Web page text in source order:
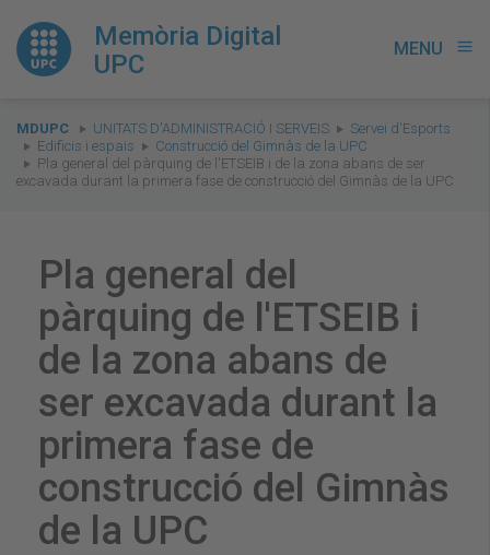
Memòria Digital
UPC
MENU menu
You
are
here:
MDUPC UNITATS D'ADMINISTRACIÓ I SERVEIS
Servei d'Esports
Edificis i espais
Construcció del Gimnàs de la UPC
Pla general del pàrquing de l'ETSEIB i de la zona abans de ser
excavada durant la primera fase de construcció del Gimnàs de la UPC
Pla general del
pàrquing de l'ETSEIB i
de la zona abans de
ser excavada durant la
primera fase de
construcció del Gimnàs
de la UPC